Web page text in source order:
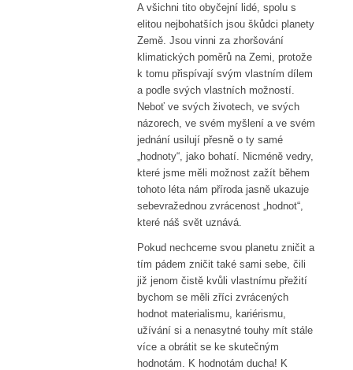
A všichni tito obyčejní lidé, spolu s
elitou nejbohatších jsou škůdci planety
Země. Jsou vinni za zhoršování
klimatických poměrů na Zemi, protože
k tomu přispívají svým vlastním dílem
a podle svých vlastních možností.
Neboť ve svých životech, ve svých
názorech, ve svém myšlení a ve svém
jednání usilují přesně o ty samé
„hodnoty“, jako bohatí. Nicméně vedry,
které jsme měli možnost zažít během
tohoto léta nám příroda jasně ukazuje
sebevražednou zvrácenost „hodnot“,
které náš svět uznává.
Pokud nechceme svou planetu zničit a
tím pádem zničit také sami sebe, čili
již jenom čistě kvůli vlastnímu přežití
bychom se měli zříci zvrácených
hodnot materialismu, kariérismu,
užívání si a nenasytné touhy mít stále
více a obrátit se ke skutečným
hodnotám. K hodnotám ducha! K